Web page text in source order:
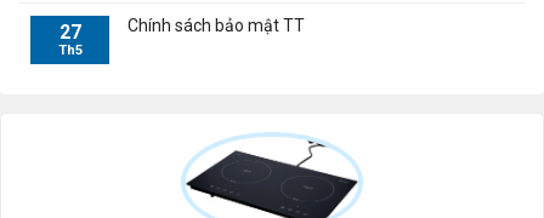
27
Th5
Chính sách bảo mật TT